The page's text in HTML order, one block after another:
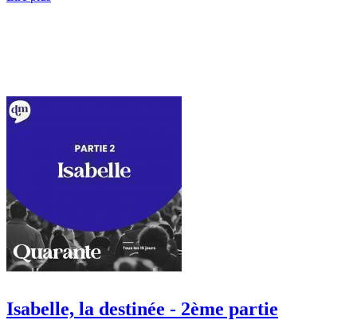
Isabelle, la destinée - 2ème partie